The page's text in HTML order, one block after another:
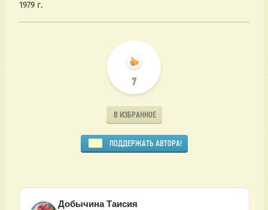
1979 г.
7
В ИЗБРАННОЕ
ПОДДЕРЖАТЬ АВТОРА!
Добычина Таисия